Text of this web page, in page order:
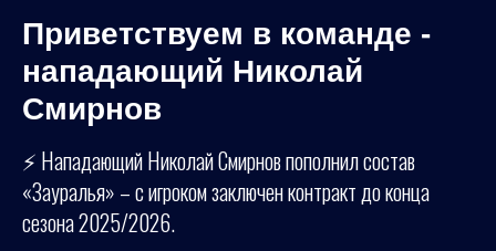
Приветствуем в команде -
нападающий Николай
Смирнов
⚡ Нападающий Николай Смирнов пополнил состав
«Зауралья» – с игроком заключен контракт до конца
сезона 2025/2026.